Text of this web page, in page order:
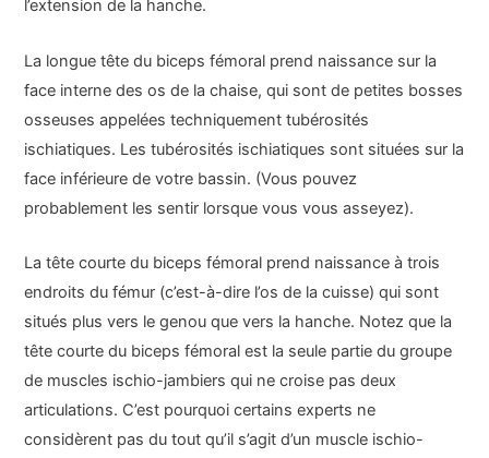
l’extension de la hanche.
La longue tête du biceps fémoral prend naissance sur la
face interne des os de la chaise, qui sont de petites bosses
osseuses appelées techniquement tubérosités
ischiatiques. Les tubérosités ischiatiques sont situées sur la
face inférieure de votre bassin. (Vous pouvez
probablement les sentir lorsque vous vous asseyez).
La tête courte du biceps fémoral prend naissance à trois
endroits du fémur (c’est-à-dire l’os de la cuisse) qui sont
situés plus vers le genou que vers la hanche. Notez que la
tête courte du biceps fémoral est la seule partie du groupe
de muscles ischio-jambiers qui ne croise pas deux
articulations. C’est pourquoi certains experts ne
considèrent pas du tout qu’il s’agit d’un muscle ischio-